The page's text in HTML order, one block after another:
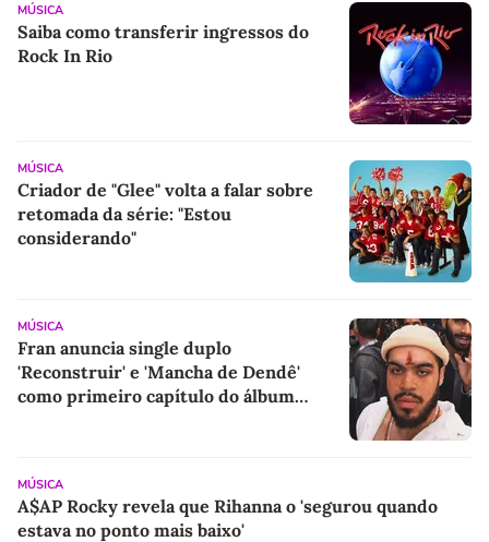
MÚSICA
Saiba como transferir ingressos do
Rock In Rio
MÚSICA
Criador de "Glee" volta a falar sobre
retomada da série: "Estou
considerando"
MÚSICA
Fran anuncia single duplo
'Reconstruir' e 'Mancha de Dendê'
como primeiro capítulo do álbum
MÚSICA
A$AP Rocky revela que Rihanna o 'segurou quando
estava no ponto mais baixo'